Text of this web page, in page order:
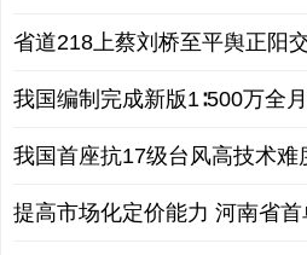
省道218上蔡刘桥至平舆正阳
我国编制完成新版1∶500万全
我国首座抗17级台风高技术难
提高市场化定价能力 河南省